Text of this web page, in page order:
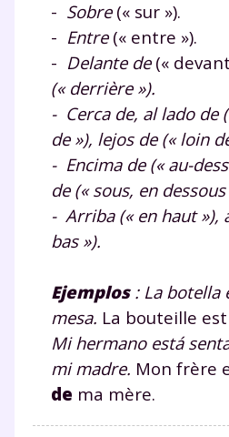
- Sobre(« sur »).
- Entre(« entre »).
- Delante de(«
(« derrière »).
- Cerca de, al lado de
de »), lejos de(« loin
- Encima de(« au-
de(« sous, en dessous
- Arriba(« en haut »),
bas »).
Ejemplos: La botella
mesa. La bouteille est
Mi hermano está
mi madre. Mon frère
de ma mère.